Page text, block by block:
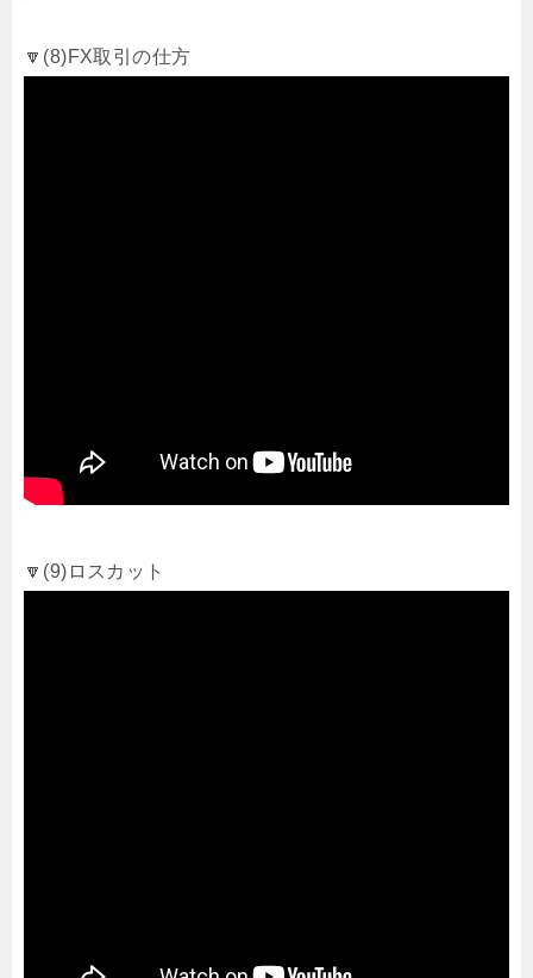
🔽(8)FX取引の仕方
🔽(9)ロスカット